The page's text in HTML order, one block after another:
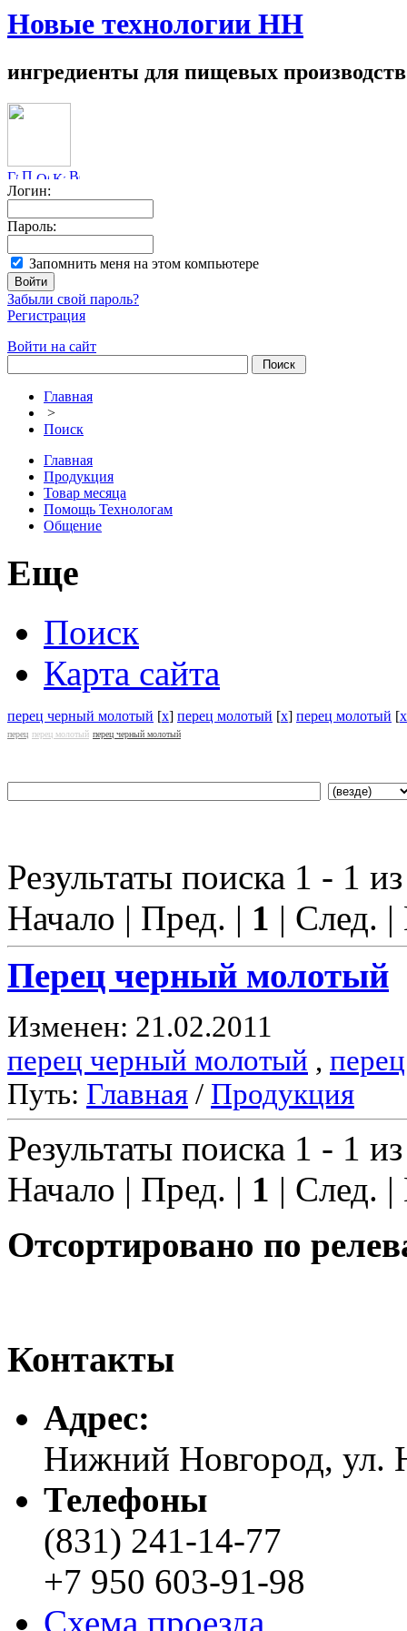
Новые технологии НН
ингредиенты для пищевых производств
Логин:
Пароль:
Запомнить меня на этом компьютере
Забыли свой пароль?
Регистрация
Войти на сайт
Главная
>
Поиск
Главная
Продукция
Товар месяца
Помощь Технологам
Общение
Еще
Поиск
Карта сайта
перец черный молотый [x] перец молотый [x] перец молотый [x
перец перец молотый перец черный молотый
Результаты поиска 1 - 1
Начало | Пред. | 1 | След.
Перец черный молотый
Изменен: 21.02.2011
перец черный молотый , перец
Путь: Главная / Продукция
Результаты поиска 1 - 1
Начало | Пред. | 1 | След.
Отсортировано по
Контакты
Адреc:
Нижний Новгород, ул.
Телефоны
(831) 241-14-77
+7 950 603-91-98
Схема проезда